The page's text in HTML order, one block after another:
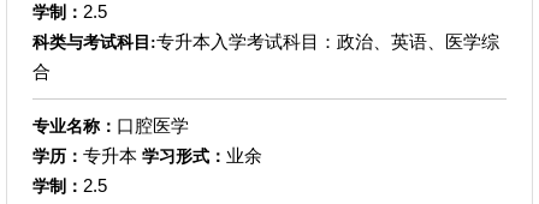
学制： 2.5
科类与考试科目:专升本入学考试科目：政治、英语、医学综
合
专业名称： 口腔医学
学历： 专升本 学习形式： 业余
学制： 2.5